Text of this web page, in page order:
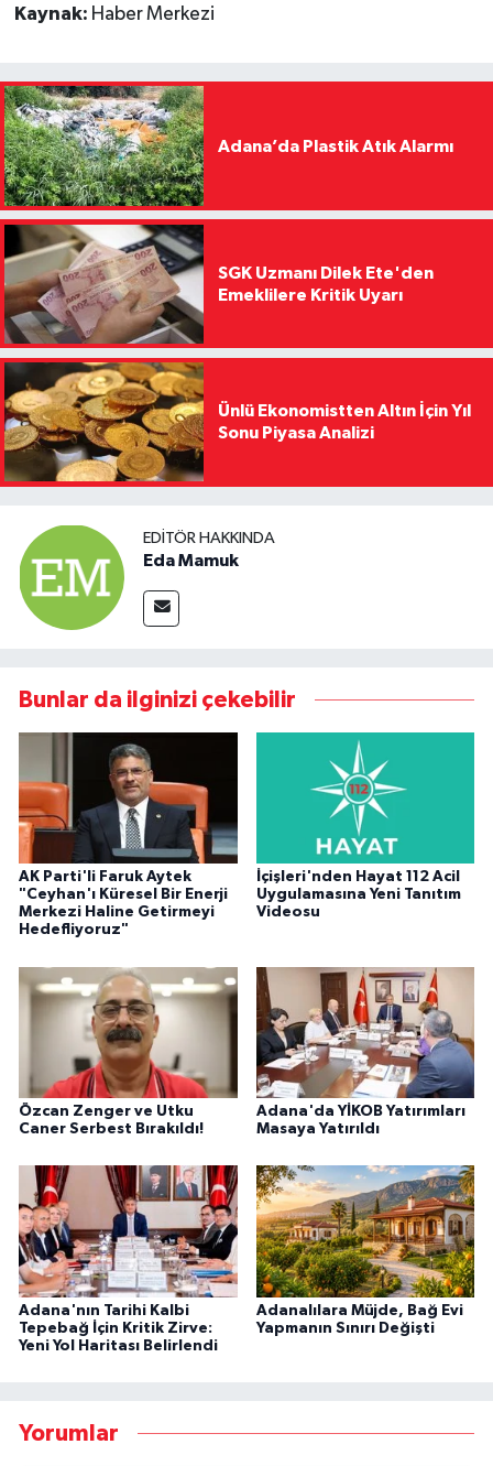
Kaynak: Haber Merkezi
Adana’da Plastik Atık Alarmı
SGK Uzmanı Dilek Ete'den
Emeklilere Kritik Uyarı
Ünlü Ekonomistten Altın İçin Yıl
Sonu Piyasa Analizi
EDITÖR HAKKINDA
Eda Mamuk
Bunlar da ilginizi çekebilir
AK Parti'li Faruk Aytek
"Ceyhan'ı Küresel Bir Enerji
Merkezi Haline Getirmeyi
Hedefliyoruz"
İçişleri'nden Hayat 112 Acil
Uygulamasına Yeni Tanıtım
Videosu
Özcan Zenger ve Utku
Caner Serbest Bırakıldı!
Adana'da YİKOB Yatırımları
Masaya Yatırıldı
Adana'nın Tarihi Kalbi
Tepebağ İçin Kritik Zirve:
Yeni Yol Haritası Belirlendi
Adanalılara Müjde, Bağ Evi
Yapmanın Sınırı Değişti
Yorumlar